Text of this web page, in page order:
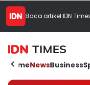
Baca artikel IDN
HomeNewsBusiness